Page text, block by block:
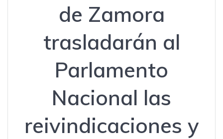
de Zamora
trasladarán al
Parlamento
Nacional las
reivindicaciones y